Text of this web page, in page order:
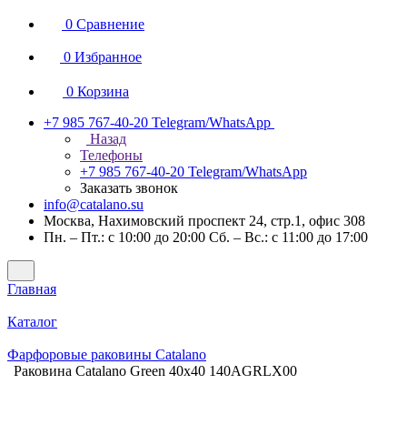
0 Сравнение
0 Избранное
0 Корзина
+7 985 767-40-20 Telegram/WhatsApp
Назад
Телефоны
+7 985 767-40-20 Telegram/WhatsApp
Заказать звонок
info@catalano.su
Москва, Нахимовский проспект 24, стр.1, офис 308
Пн. – Пт.: с 10:00 до 20:00 Сб. – Вс.: с 11:00 до 17:00
Главная
Каталог
Фарфоровые раковины Catalano
Раковина Catalano Green 40x40 140AGRLX00